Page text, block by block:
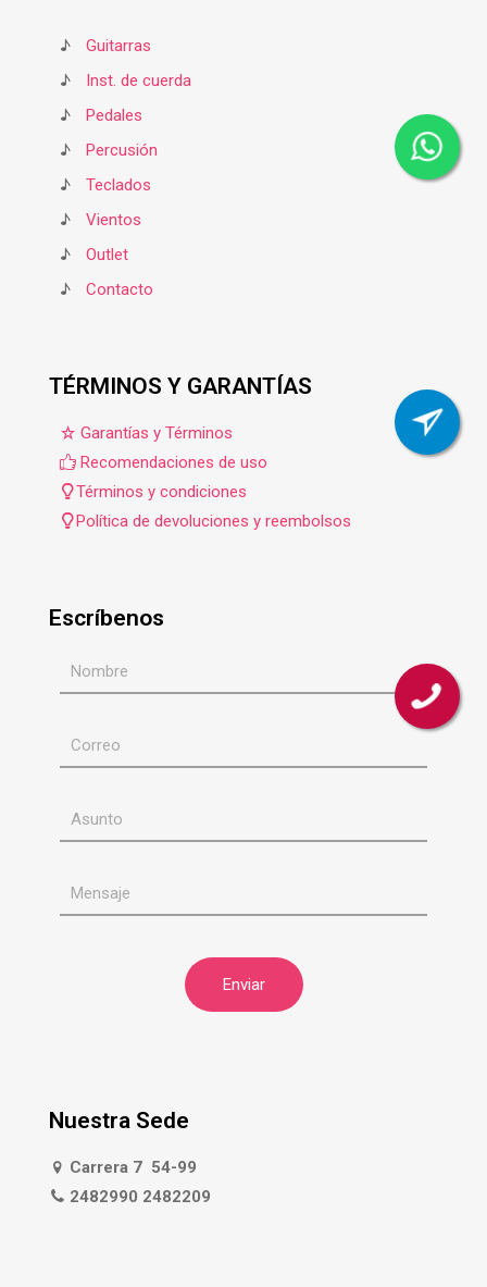
♪
Guitarras
♪
Inst. de cuerda
♪
Pedales
♪
Percusión
♪
Teclados
♪
Vientos
♪
Outlet
♪
Contacto
TÉRMINOS Y GARANTÍAS
Garantías y Términos
Recomendaciones de uso
Términos y condiciones
Política de devoluciones y reembolsos
Escríbenos
Nuestra Sede
Carrera 7 54-99
2482990 2482209